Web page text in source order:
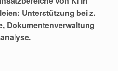
Unterstützung bei z.
Dokumentenverwaltung